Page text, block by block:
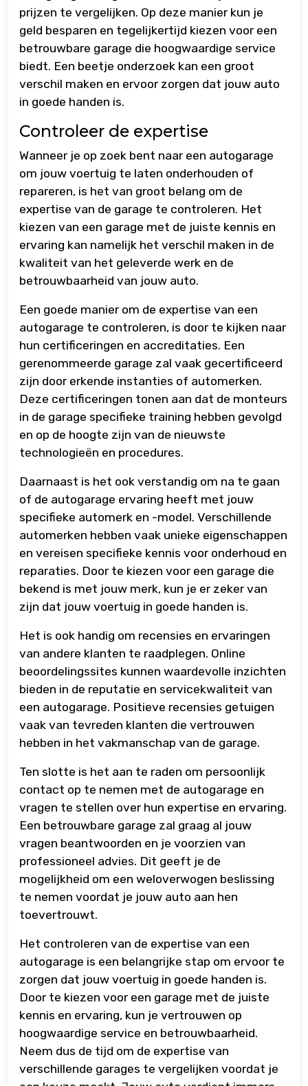
prijzen te vergelijken. Op deze manier kun je
geld besparen en tegelijkertijd kiezen voor een
betrouwbare garage die hoogwaardige service
biedt. Een beetje onderzoek kan een groot
verschil maken en ervoor zorgen dat jouw auto
in goede handen is.
Controleer de expertise
Wanneer je op zoek bent naar een autogarage
om jouw voertuig te laten onderhouden of
repareren, is het van groot belang om de
expertise van de garage te controleren. Het
kiezen van een garage met de juiste kennis en
ervaring kan namelijk het verschil maken in de
kwaliteit van het geleverde werk en de
betrouwbaarheid van jouw auto.
Een goede manier om de expertise van een
autogarage te controleren, is door te kijken naar
hun certificeringen en accreditaties. Een
gerenommeerde garage zal vaak gecertificeerd
zijn door erkende instanties of automerken.
Deze certificeringen tonen aan dat de monteurs
in de garage specifieke training hebben gevolgd
en op de hoogte zijn van de nieuwste
technologieën en procedures.
Daarnaast is het ook verstandig om na te gaan
of de autogarage ervaring heeft met jouw
specifieke automerk en -model. Verschillende
automerken hebben vaak unieke eigenschappen
en vereisen specifieke kennis voor onderhoud en
reparaties. Door te kiezen voor een garage die
bekend is met jouw merk, kun je er zeker van
zijn dat jouw voertuig in goede handen is.
Het is ook handig om recensies en ervaringen
van andere klanten te raadplegen. Online
beoordelingssites kunnen waardevolle inzichten
bieden in de reputatie en servicekwaliteit van
een autogarage. Positieve recensies getuigen
vaak van tevreden klanten die vertrouwen
hebben in het vakmanschap van de garage.
Ten slotte is het aan te raden om persoonlijk
contact op te nemen met de autogarage en
vragen te stellen over hun expertise en ervaring.
Een betrouwbare garage zal graag al jouw
vragen beantwoorden en je voorzien van
professioneel advies. Dit geeft je de
mogelijkheid om een weloverwogen beslissing
te nemen voordat je jouw auto aan hen
toevertrouwt.
Het controleren van de expertise van een
autogarage is een belangrijke stap om ervoor te
zorgen dat jouw voertuig in goede handen is.
Door te kiezen voor een garage met de juiste
kennis en ervaring, kun je vertrouwen op
hoogwaardige service en betrouwbaarheid.
Neem dus de tijd om de expertise van
verschillende garages te vergelijken voordat je